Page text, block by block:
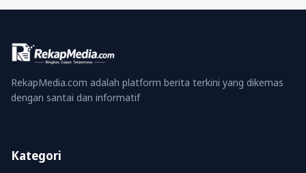
RekapMedia.com adalah platform berita terkini yang dikemas
dengan santai dan informatif
Kategori